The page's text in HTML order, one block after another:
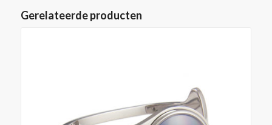
Gerelateerde producten